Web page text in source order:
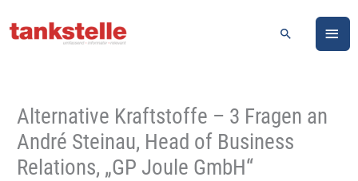
Inhalt
Suchen
Alternative Kraftstoffe – 3 Fragen an
André Steinau, Head of Business
Relations, „GP Joule GmbH“